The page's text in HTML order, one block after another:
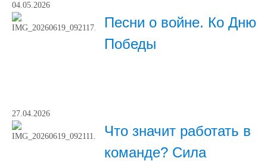
04.05.2026
Песни о войне. Ко Дню
Победы
27.04.2026
Что значит работать в
команде? Сила